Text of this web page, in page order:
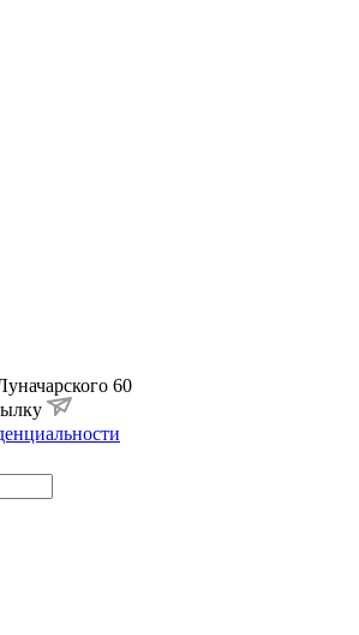
60